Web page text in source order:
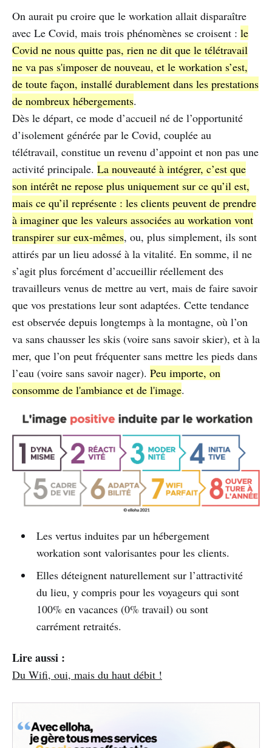
On aurait pu croire que le workation allait disparaître
avec Le Covid, mais trois phénomènes se croisent : le
Covid ne nous quitte pas, rien ne dit que le télétravail
ne va pas s'imposer de nouveau, et le workation s’est,
de toute façon, installé durablement dans les prestations
de nombreux hébergements.
Dès le départ, ce mode d’accueil né de l’opportunité
d’isolement générée par le Covid, couplée au
télétravail, constitue un revenu d’appoint et non pas une
activité principale. La nouveauté à intégrer, c’est que
son intérêt ne repose plus uniquement sur ce qu’il est,
mais ce qu’il représente : les clients peuvent de prendre
à imaginer que les valeurs associées au workation vont
transpirer sur eux-mêmes, ou, plus simplement, ils sont
attirés par un lieu adossé à la vitalité. En somme, il ne
s’agit plus forcément d’accueillir réellement des
travailleurs venus de mettre au vert, mais de faire savoir
que vos prestations leur sont adaptées. Cette tendance
est observée depuis longtemps à la montagne, où l’on
va sans chausser les skis (voire sans savoir skier), et à la
mer, que l’on peut fréquenter sans mettre les pieds dans
l’eau (voire sans savoir nager). Peu importe, on
consomme de l'ambiance et de l'image.
Les vertus induites par un hébergement
workation sont valorisantes pour les clients.
Elles déteignent naturellement sur l’attractivité
du lieu, y compris pour les voyageurs qui sont
100% en vacances (0% travail) ou sont
carrément retraités.
Lire aussi :
Du Wifi, oui, mais du haut débit !